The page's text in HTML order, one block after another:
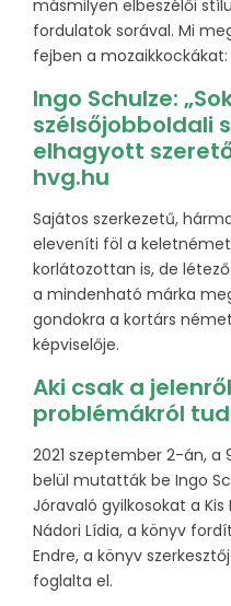
másmilyen elbeszélői
fordulatok sorával. Mi
fejben a
Ingo Schulze:
szélsőjobboldali
elhagyott
hvg.hu
Sajátos szerkezetű,
eleveníti föl a
korlátozottan is, de
a mindenható márka
gondokra a kortárs
képviselője.
Aki csak a
problémákról
2021 szeptember 2-án, a
belül mutatták be Ingo
Jóravaló gyilkosokat a
Nádori Lídia, a könyv
Endre, a könyv
foglalta el.